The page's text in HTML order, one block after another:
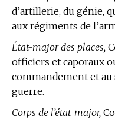
d’artillerie, du génie,
aux régiments de
État-major des places,
officiers et caporaux
commandement et au
guerre.
Corps de l’état-major,